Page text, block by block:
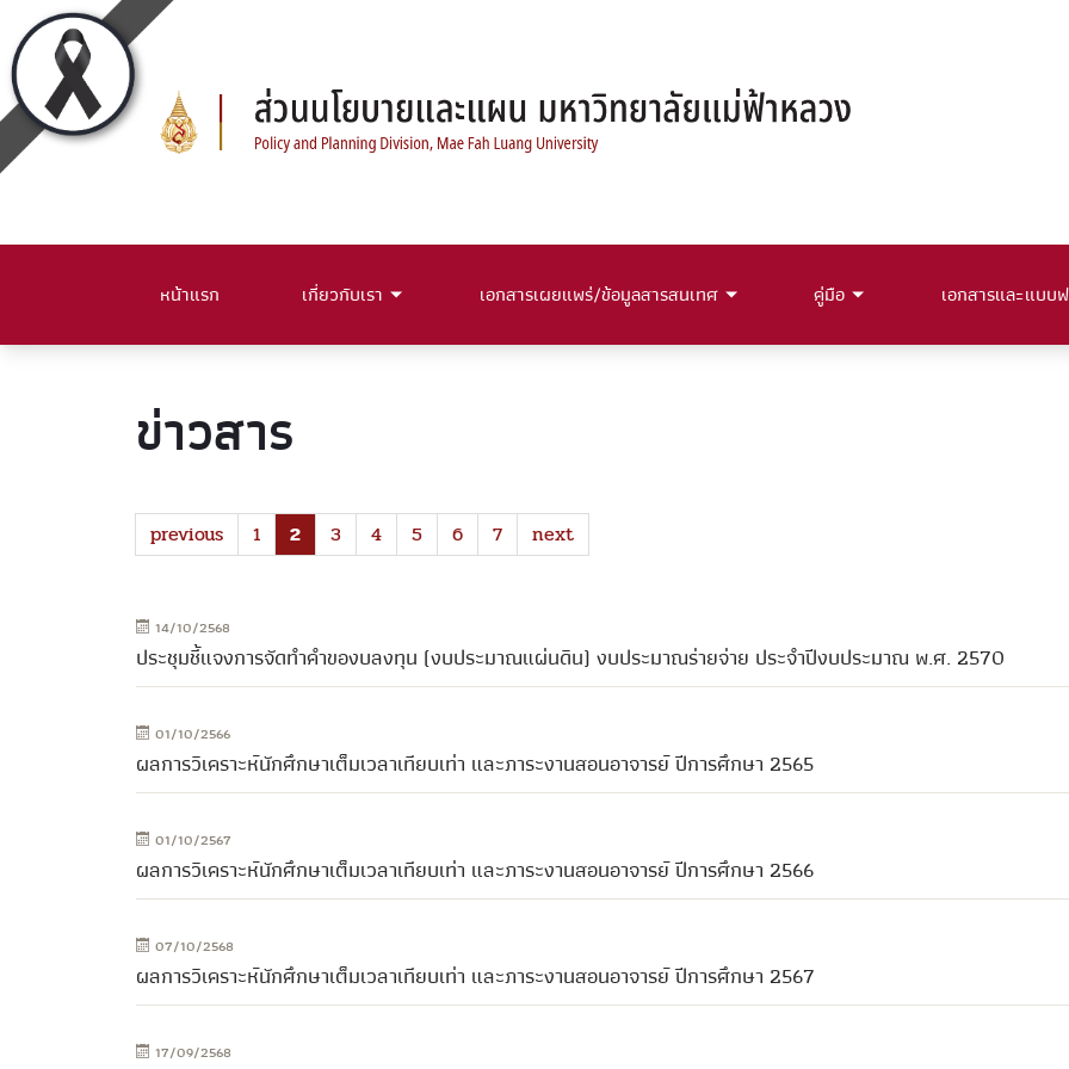
หน้าแรก เกี่ยวกับเรา เอกสารเผยแพร่/ข้อมูลสารสนเทศ คู่มือ เอกสารและแบบ
ข่าวสาร
previous 1 2 3 4 5 6 7 next
14/10/2568
ประชุมชี้แจงการจัดทำคำของบลงทุน (งบประมาณแผ่นดิน) งบประมาณร่ายจ่าย ประจำปีงบประมาณ พ.ศ. 2570
01/10/2566
ผลการวิเคราะห์นักศึกษาเต็มเวลาเทียบเท่า และภาระงานสอนอาจารย์ ปีการศึกษา 2565
01/10/2567
ผลการวิเคราะห์นักศึกษาเต็มเวลาเทียบเท่า และภาระงานสอนอาจารย์ ปีการศึกษา 2566
07/10/2568
ผลการวิเคราะห์นักศึกษาเต็มเวลาเทียบเท่า และภาระงานสอนอาจารย์ ปีการศึกษา 2567
17/09/2568